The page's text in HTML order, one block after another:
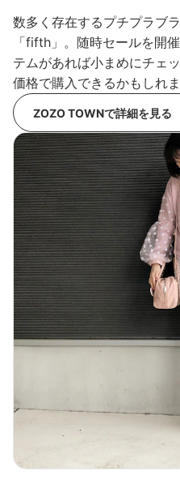
数多く存在するプチプラブ
「fifth」。随時セールを開
テムがあれば小まめにチェ
価格で購入できるかもしれま
ZOZO TOWNで詳細を見る